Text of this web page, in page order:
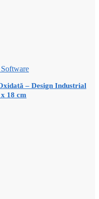
– Design Industrial
18 cm